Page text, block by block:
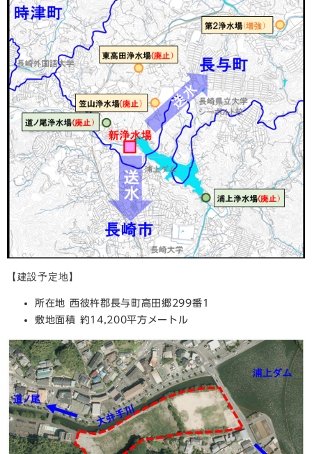
【建設予定地】
所在地 西彼杵郡長与町高田郷299番1
敷地面積 約14,200平方メートル